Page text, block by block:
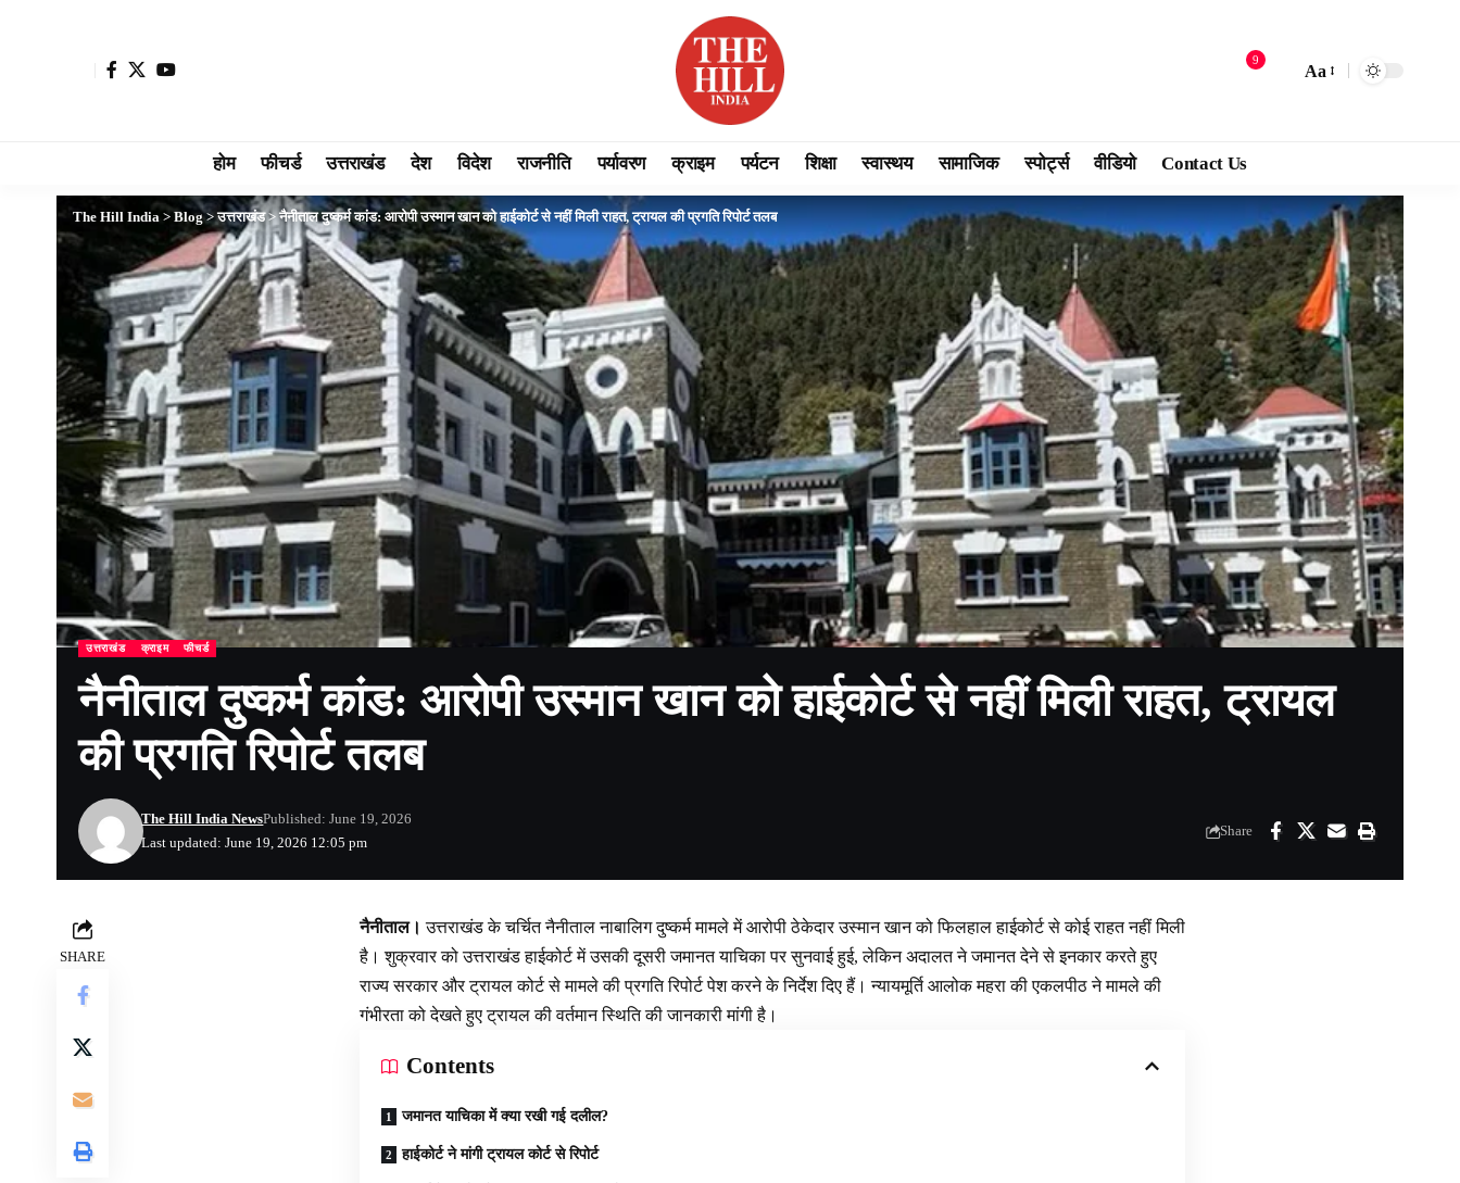
9
Aa
होम फीचर्ड उत्तराखंड देश विदेश राजनीति पर्यावरण क्राइम पर्यटन शिक्षा स्वास्थय सामाजिक स्पोर्ट्स वीडियो Contact Us
The Hill India > Blog>उत्तराखंड>नैनीताल दुष्कर्म कांड: आरोपी उस्मान खान को हाईकोर्ट से नहीं मिली राहत, ट्रायल की प्रगति रिपोर्ट तलब
उत्तराखंड क्राइम फीचर्ड
नैनीताल दुष्कर्म कांड: आरोपी उस्मान खान को हाईकोर्ट से नहीं मिली राहत, ट्रायल
की प्रगति रिपोर्ट तलब
Last updated: June 19, 2026 12:05 pm
The Hill India NewsPublished: June 19, 2026
Share
SHARE
नैनीताल। उत्तराखंड के चर्चित नैनीताल नाबालिग दुष्कर्म मामले में आरोपी ठेकेदार उस्मान खान को फिलहाल हाईकोर्ट से कोई राहत नहीं मिली
है। शुक्रवार को उत्तराखंड हाईकोर्ट में उसकी दूसरी जमानत याचिका पर सुनवाई हुई, लेकिन अदालत ने जमानत देने से इनकार करते हुए
राज्य सरकार और ट्रायल कोर्ट से मामले की प्रगति रिपोर्ट पेश करने के निर्देश दिए हैं। न्यायमूर्ति आलोक महरा की एकलपीठ ने मामले की
गंभीरता को देखते हुए ट्रायल की वर्तमान स्थिति की जानकारी मांगी है।
Contents
जमानत याचिका में क्या रखी गई दलील?
हाईकोर्ट ने मांगी ट्रायल कोर्ट से रिपोर्ट